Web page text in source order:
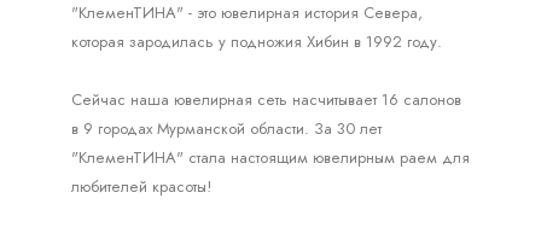
"КлеменТИНА" - это ювелирная история Севера,
которая зародилась у подножия Хибин в 1992 году.
Сейчас наша ювелирная сеть насчитывает 16 салонов
в 9 городах Мурманской области. За 30 лет
"КлеменТИНА" стала настоящим ювелирным раем для
любителей красоты!